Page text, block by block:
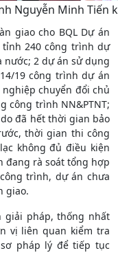
Nguyễn Minh Tiến
giao cho BQL Dự án
tỉnh 240 công trình dự
nước; 2 dự án sử dụng
19 công trình dự án
chuyển đổi chủ
công trình NN&PTNT;
đã hết thời gian bảo
thời gian thi công
không đủ điều kiện
đang rà soát tổng hợp
trình, dự án chưa
giao.
giải pháp, thống nhất
vị liên quan kiểm tra
pháp lý để tiếp tục